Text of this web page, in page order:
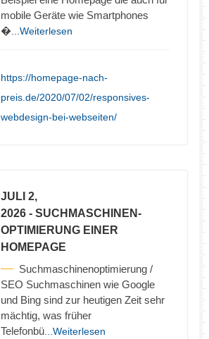
mobile Geräte wie Smartphones
� ...Weiterlesen
https://homepage-nach-
preis.de/2020/07/02/responsives-
webdesign-bei-webseiten/
JULI 2,
2026 - SUCHMASCHINEN-
OPTIMIERUNG EINER
HOMEPAGE
Suchmaschinenoptimierung /
SEO Suchmaschinen wie Google
und Bing sind zur heutigen Zeit sehr
mächtig, was früher
Telefonbü ...Weiterlesen